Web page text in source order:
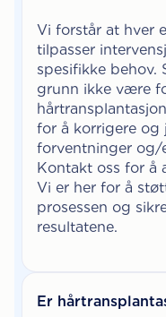
Vi forstår at hver
tilpasser
spesifikke behov.
grunn ikke være
for å korrigere og
forventninger og/
Kontakt oss for å
Vi er her for å
prosessen og
resultatene.
Er